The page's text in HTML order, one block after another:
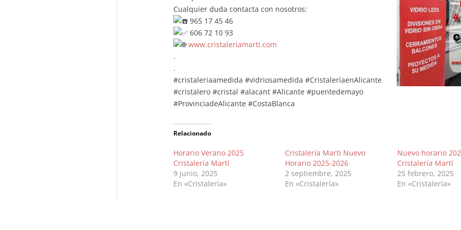
Cualquier duda contacta con nosotros:
965 17 45 46
606 72 10 93
www.cristaleriamarti.com
.
.
#cristaleriaamedida #vidriosamedida #CristaleríaenAlicante
#cristalero #cristal #alacant #Alicante #puentedemayo
#ProvinciadeAlicante #CostaBlanca
Relacionado
Horario Verano 2025
Cristalería Martí
9 junio, 2025
En «Cristalería»
Cristalería Marti Nuevo
Horario 2025-2026
2 septiembre, 2025
En «Cristalería»
Nuevo horario
Cristalería Martí
25 febrero, 2025
En «Cristalería»